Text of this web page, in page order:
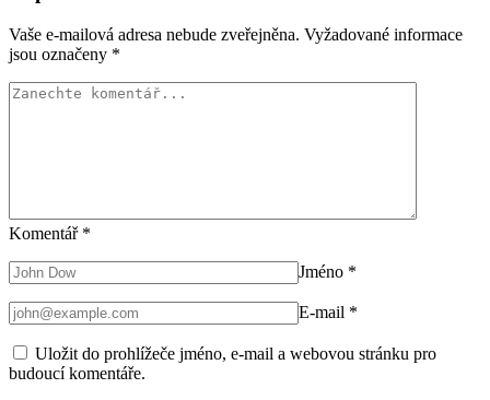
Vaše e-mailová adresa nebude zveřejněna. Vyžadované informace
jsou označeny *
Komentář *
Jméno *
E-mail *
Uložit do prohlížeče jméno, e-mail a webovou stránku pro
budoucí komentáře.